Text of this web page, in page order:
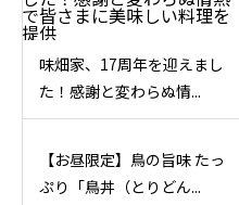
味畑家、17周年を迎えまし
た！感謝と変わらぬ情...
【お昼限定】鳥の旨味 たっ
ぷり「鳥丼（とりどん...